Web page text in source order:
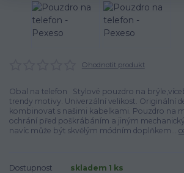
Ohodnotit produkt
Obal na telefon Stylové pouzdro na
trendy motivy. Univerzální velikost. Originální
kombinovat s našimi kabelkami. Pouzdro na
ochrání před poškrábáním a jiným
navíc může být skvělým módním doplňkem...
Dostupnost
skladem 1 ks